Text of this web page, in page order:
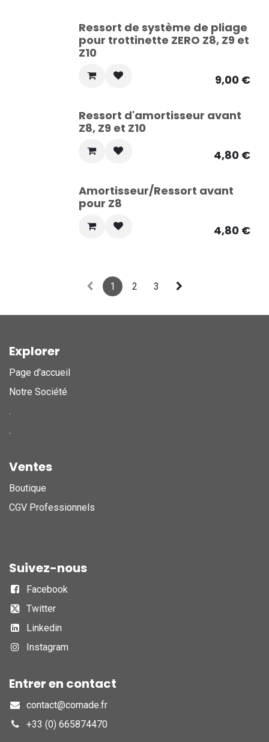
Ressort de système de pliage
pour trottinette ZERO Z8, Z9 et
Z10
9,00€
Ressort d'amortisseur avant
Z8, Z9 et Z10
4,80€
Amortisseur/Ressort avant
pour Z8
4,80€
1 2 3
Explorer
Page d'accueil
Notre Société
.
.
Ventes
Boutique
CGV Professionnels
Suivez-nous
Facebook
Twitter
Linkedin
Instagram
Entrer en contact
contact@comade.fr
+33 (0) 665874470